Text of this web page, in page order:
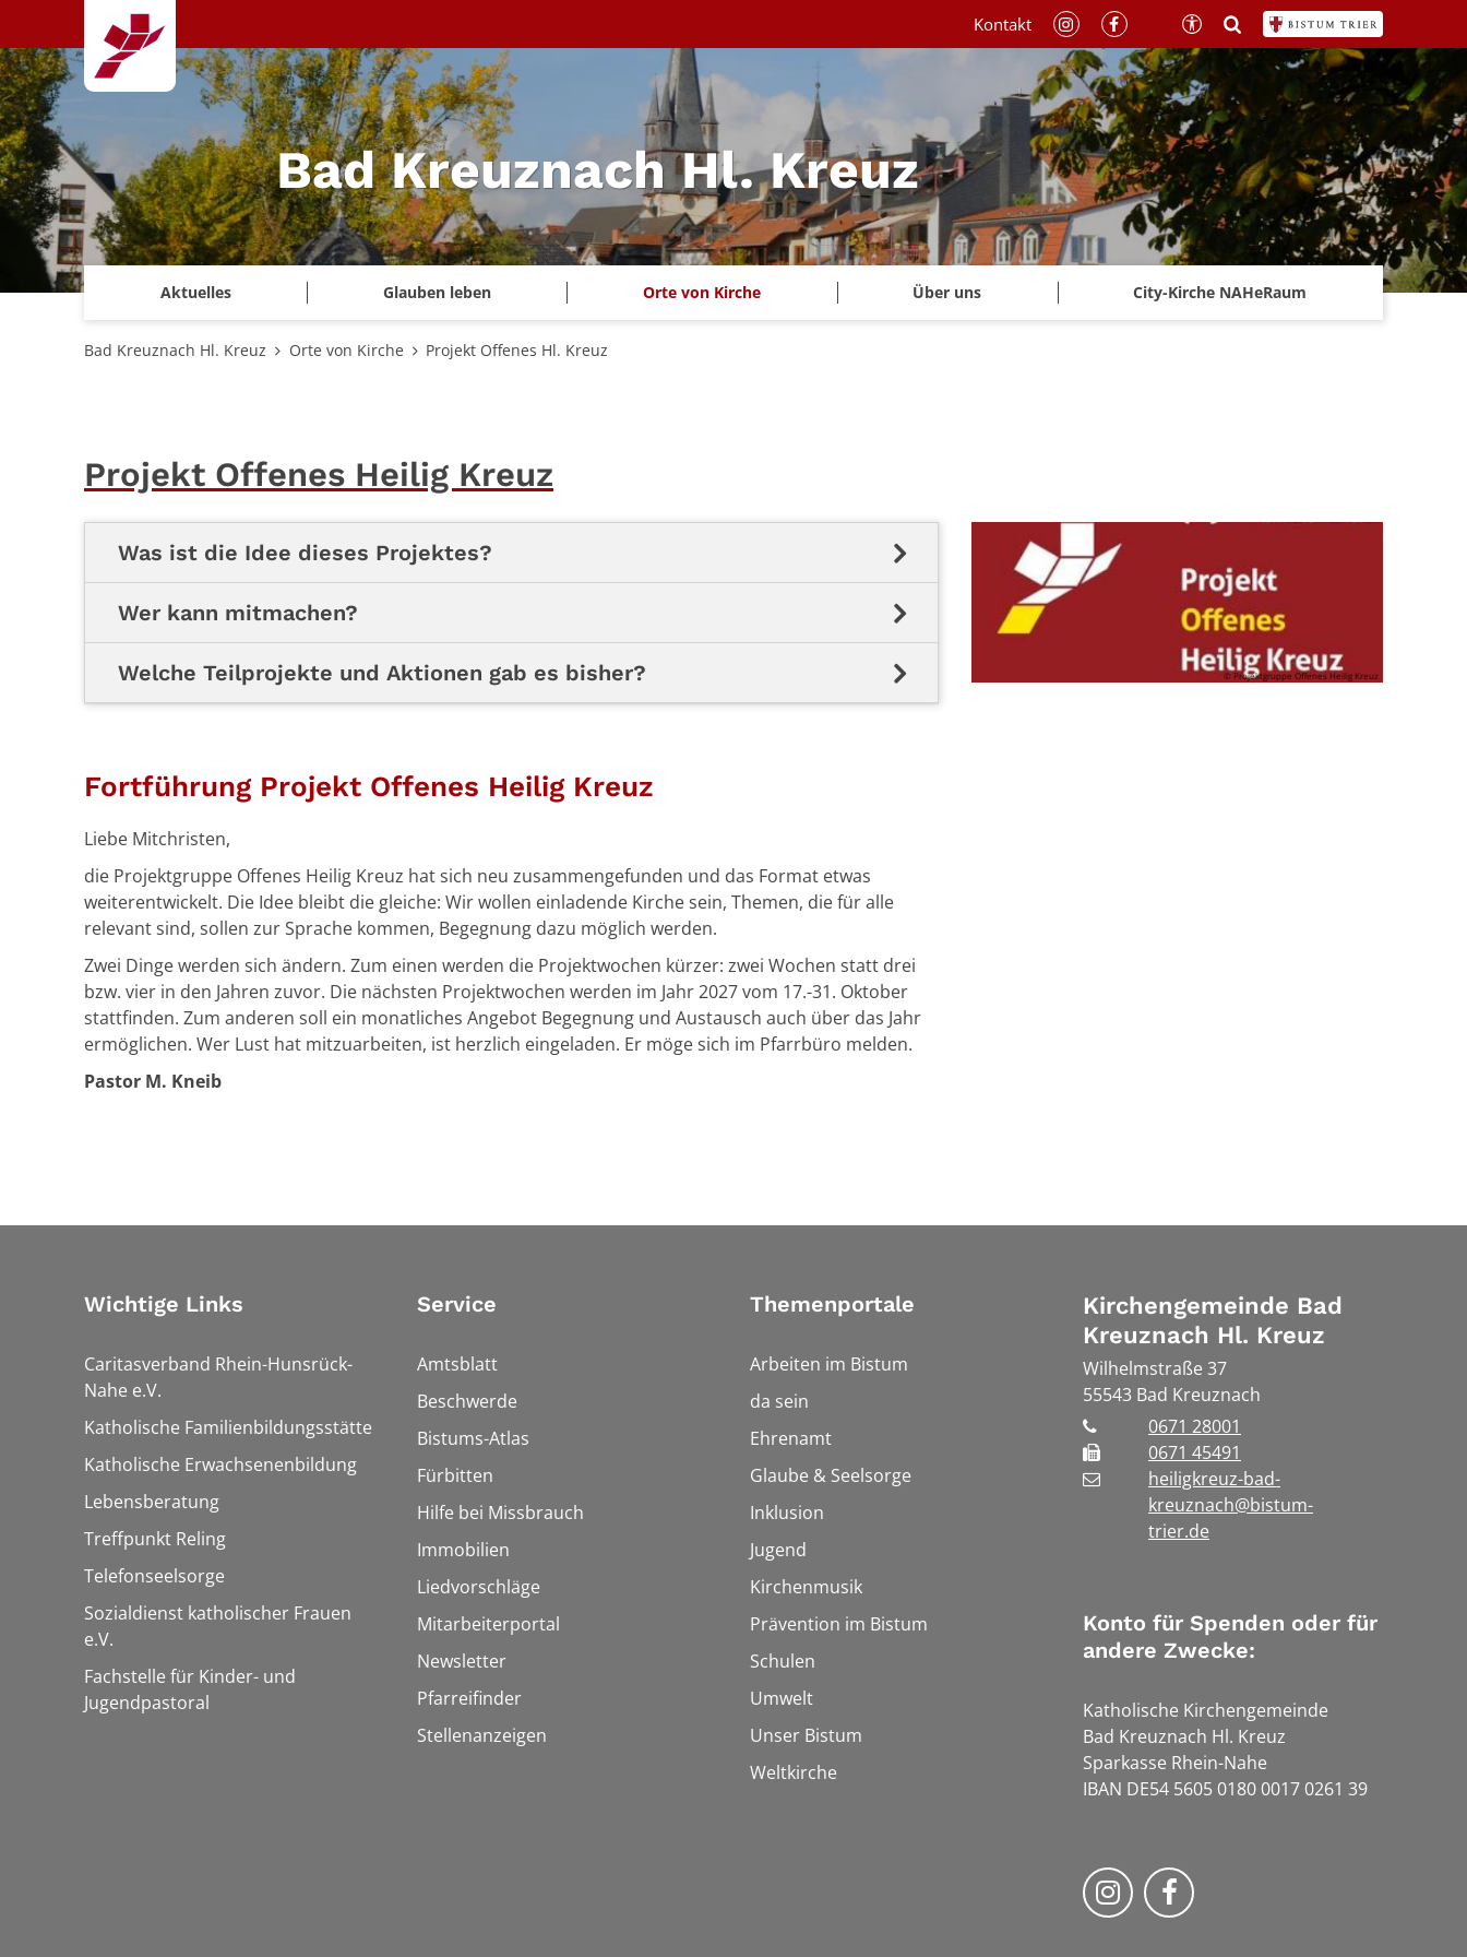
Zum Inhalt springen
Bad Kreuznach Hl. Kreuz
Aktuelles Glauben leben Orte von Kirche Über uns City-Kirche NAHeRaum
Kontakt
Bad Kreuznach Hl. Kreuz Orte von Kirche Projekt Offenes Hl. Kreuz
Projekt Offenes Heilig Kreuz
Was ist die Idee dieses Projektes?
Wer kann mitmachen?
Welche Teilprojekte und Aktionen gab es bisher? © Projektgruppe Offenes Heilig Kreuz
Fortführung Projekt Offenes Heilig Kreuz
Liebe Mitchristen,
die Projektgruppe Offenes Heilig Kreuz hat sich neu zusammengefunden und das Format etwas
weiterentwickelt. Die Idee bleibt die gleiche: Wir wollen einladende Kirche sein, Themen, die für alle
relevant sind, sollen zur Sprache kommen, Begegnung dazu möglich werden.
Zwei Dinge werden sich ändern. Zum einen werden die Projektwochen kürzer: zwei Wochen statt drei
bzw. vier in den Jahren zuvor. Die nächsten Projektwochen werden im Jahr 2027 vom 17.-31. Oktober
stattfinden. Zum anderen soll ein monatliches Angebot Begegnung und Austausch auch über das Jahr
ermöglichen. Wer Lust hat mitzuarbeiten, ist herzlich eingeladen. Er möge sich im Pfarrbüro melden.
Pastor M. Kneib
Wichtige Links
Caritasverband Rhein-Hunsrück-
Nahe e.V.
Katholische Familienbildungsstätte
Katholische Erwachsenenbildung
Lebensberatung
Treffpunkt Reling
Telefonseelsorge
Sozialdienst katholischer Frauen
e.V.
Fachstelle für Kinder- und
Jugendpastoral
Service
Amtsblatt
Beschwerde
Bistums-Atlas
Fürbitten
Hilfe bei Missbrauch
Immobilien
Liedvorschläge
Mitarbeiterportal
Newsletter
Pfarreifinder
Stellenanzeigen
Themenportale
Arbeiten im Bistum
da sein
Ehrenamt
Glaube & Seelsorge
Inklusion
Jugend
Kirchenmusik
Prävention im Bistum
Schulen
Umwelt
Unser Bistum
Weltkirche
Kirchengemeinde Bad
Kreuznach Hl. Kreuz
Wilhelmstraße 37
55543 Bad Kreuznach
0671 28001
0671 45491
heiligkreuz-bad-
kreuznach@bistum-
trier.de
Konto für Spenden oder für
andere Zwecke:
Katholische Kirchengemeinde
Bad Kreuznach Hl. Kreuz
Sparkasse Rhein-Nahe
IBAN DE54 5605 0180 0017 0261 39
Bistum Trier auf Instragram
Bistum Trier auf Facebook